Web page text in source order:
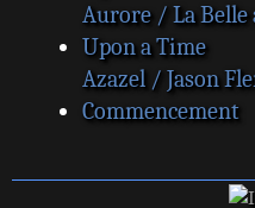
Aurore / La Belle
Upon a Time
Azazel / Jason
Commencement